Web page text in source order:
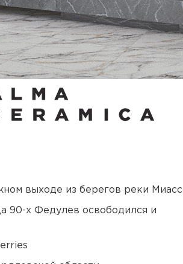
выходе из берегов реки Миасс
90-х Федулев освободился и